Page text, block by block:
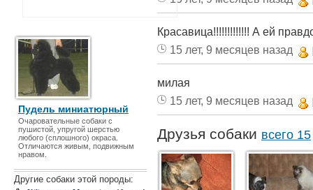
Пудель миниатюрный
Очаровательные собаки с
пушистой, упругой шерстью
любого (сплошного) окраса.
Отличаются живым, подвижным
нравом.
Другие собаки этой породы:
Красавица!!!!!!!!!!!!! А ей
15 лет, 9 месяцев назад
милая
15 лет, 9 месяцев назад
Друзья собаки всего 15